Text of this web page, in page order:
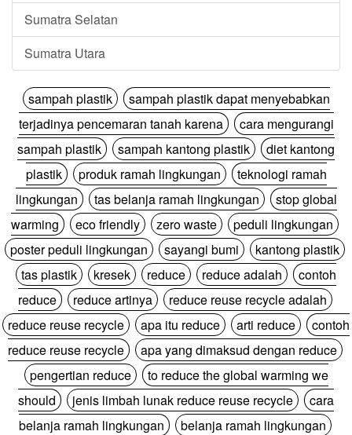
Sumatra Selatan
Sumatra Utara
sampah plastik
sampah plastik dapat menyebabkan
terjadinya pencemaran tanah karena
cara mengurangi
sampah plastik
sampah kantong plastik
diet kantong
plastik
produk ramah lingkungan
teknologi ramah
lingkungan
tas belanja ramah lingkungan
stop global
warming
eco friendly zero waste
peduli lingkungan
poster peduli lingkungan
sayangi bumi
kantong plastik
tas plastik
kresek reduce reduce adalah
contoh
reduce
reduce artinya
reduce reuse recycle adalah
reduce reuse recycle
apa itu reduce arti reduce
contoh
reduce reuse recycle
apa yang dimaksud dengan reduce
pengertian reduce
to reduce the global warming we
should
jenis limbah lunak reduce reuse recycle
cara
belanja ramah lingkungan
belanja ramah lingkungan